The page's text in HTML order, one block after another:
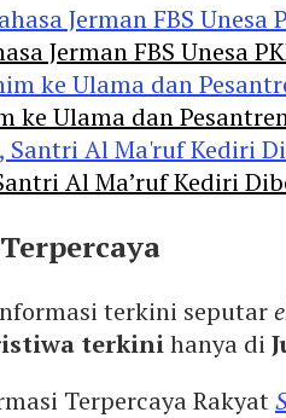
Jerman FBS Unesa
ke Ulama dan
Al Ma’ruf Kediri
terkini seputar
terkinihanya di
Terpercaya Rakyat